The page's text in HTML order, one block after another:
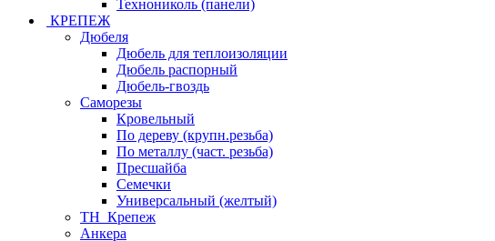
Технониколь (панели)
КРЕПЕЖ
Дюбеля
Дюбель для теплоизоляции
Дюбель распорный
Дюбель-гвоздь
Саморезы
Кровельный
По дереву (крупн.резьба)
По металлу (част. резьба)
Пресшайба
Семечки
Универсальный (желтый)
ТН_Крепеж
Анкера